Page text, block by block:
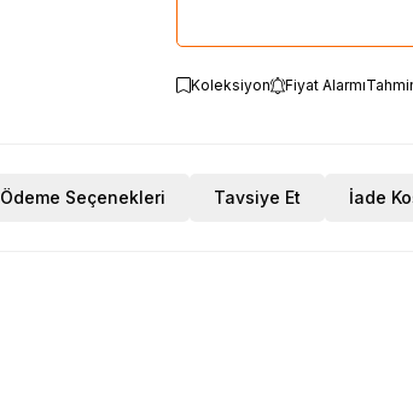
Koleksiyon Fiyat Alarmı
Ödeme Seçenekleri Tavsiye Et İade